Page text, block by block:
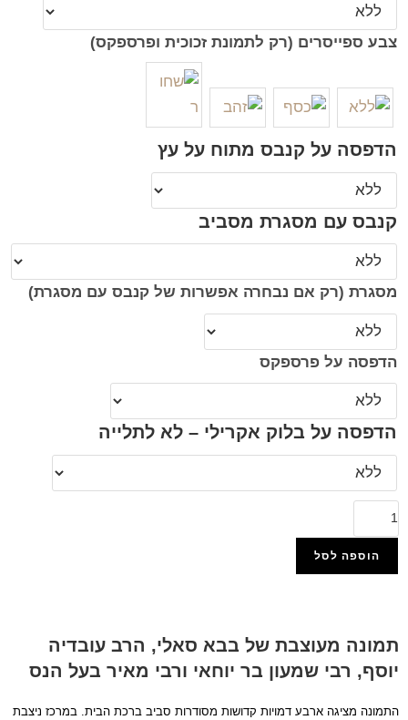
צבע ספייסרים (רק לתמונת זכוכית ופרספקס)
הדפסה על קנבס מתוח על עץ
קנבס עם מסגרת מסביב
מסגרת (רק אם נבחרה אפשרות של קנבס עם מסגרת)
הדפסה על פרספקס
הדפסה על בלוק אקרילי – לא לתלייה
הוספה לסל
תמונה מעוצבת של בבא סאלי, הרב עובדיה
יוסף, רבי שמעון בר יוחאי ורבי מאיר בעל הנס
התמונה מציגה ארבע דמויות קדושות מסודרות סביב ברכת הבית. במרכז ניצבת